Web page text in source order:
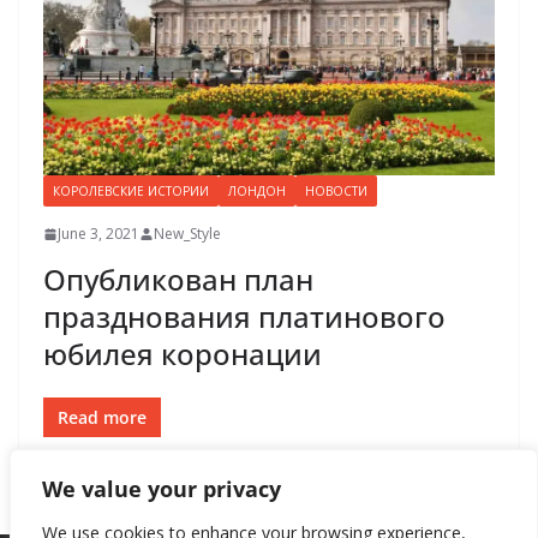
We value your privacy
We use cookies to enhance your browsing experience,
КОРОЛЕВСКИЕ ИСТОРИИ ЛОНДОН НОВОСТИ
June 3, 2021 New_Style
Опубликован план
празднования платинового
юбилея коронации
Read more